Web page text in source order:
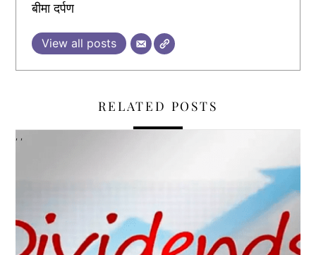
बीमा दर्पण
View all posts
RELATED POSTS
, ,